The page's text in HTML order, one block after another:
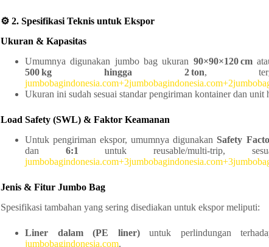
⚙️ 2. Spesifikasi Teknis untuk Ekspor
Ukuran & Kapasitas
Umumnya digunakan jumbo bag ukuran 90×90×120 cm
500 kg hingga 2 ton,
Ukuran ini sudah sesuai standar pengiriman kontainer dan unit
Load Safety (SWL) & Faktor Keamanan
Untuk pengiriman ekspor, umumnya digunakan Safety
dan 6:1
untuk reusable/multi-trip,
Jenis & Fitur Jumbo Bag
Spesifikasi tambahan yang sering disediakan untuk ekspor meliputi:
Liner dalam (PE liner)untuk perlindungan
jumbobagindonesia.com.